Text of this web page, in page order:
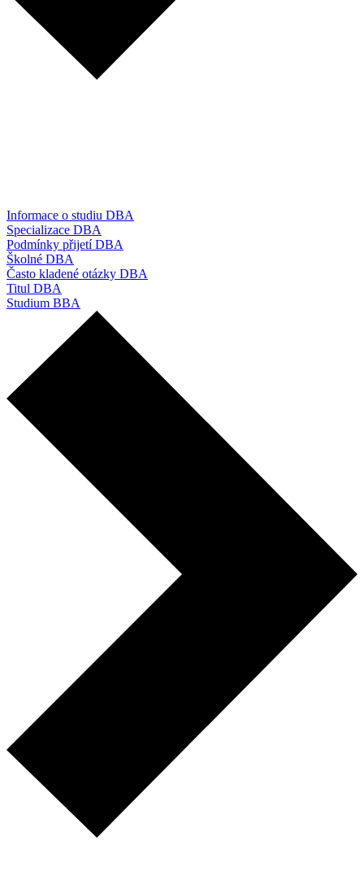
Informace o studiu DBA
Specializace DBA
Podmínky přijetí DBA
Školné DBA
Často kladené otázky DBA
Titul DBA
Studium BBA